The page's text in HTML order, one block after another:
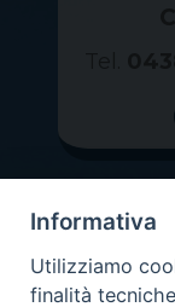
Informativa
Utilizziamo
finalità